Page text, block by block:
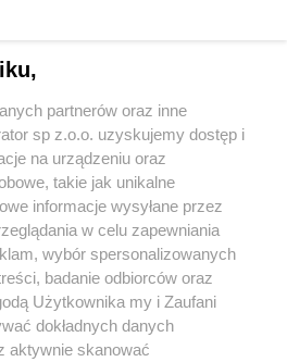
Skontaktuj się z nami
Kontakt
partnerów oraz inne
sp z.o.o. uzyskujemy dostęp i
na urządzeniu oraz
takie jak unikalne
informacje wysyłane przez
w celu zapewniania
wybór spersonalizowanych
badanie odbiorców oraz
Użytkownika my i Zaufani
dokładnych danych
aktywnie skanować